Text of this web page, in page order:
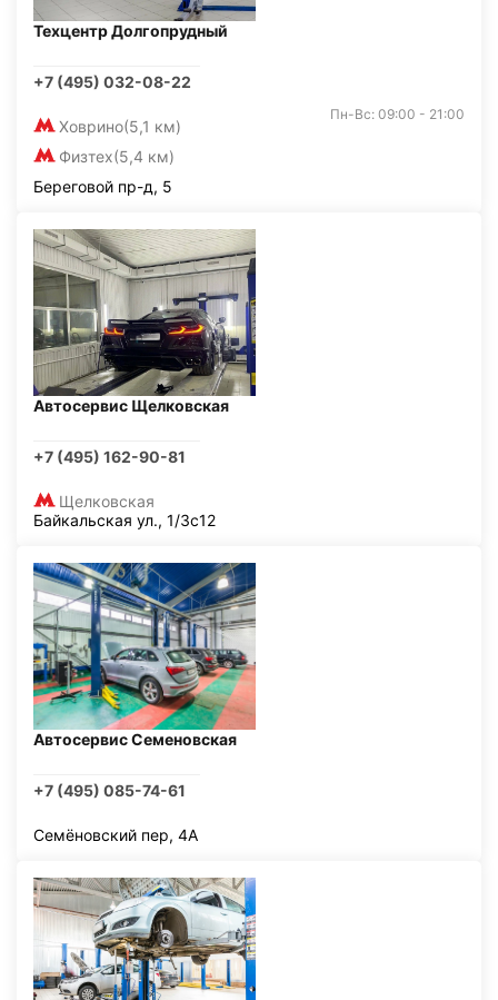
Техцентр Долгопрудный
+7 (495) 032-08-22
Ховрино(5,1 км)
Физтех(5,4 км)
Пн-Вс: 09:00 - 21:00
Береговой пр-д, 5
Автосервис Щелковская
+7 (495) 162-90-81
Щелковская
Байкальская ул., 1/3с12
Автосервис Семеновская
+7 (495) 085-74-61
Семёновский пер, 4А